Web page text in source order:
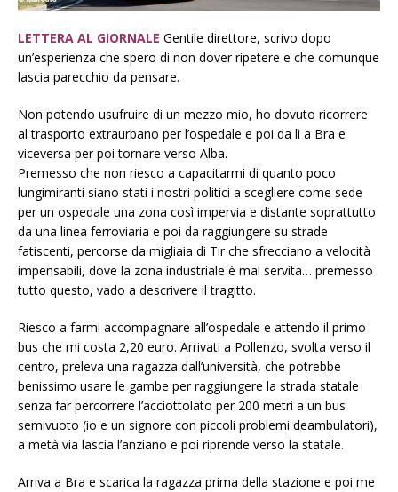
LETTERA AL GIORNALE Gentile direttore, scrivo dopo
un’esperienza che spero di non dover ripetere e che comunque
lascia parecchio da pensare.
Non potendo usufruire di un mezzo mio, ho dovuto ricorrere
al trasporto extraurbano per l’ospedale e poi da lì a Bra e
viceversa per poi tornare verso Alba.
Premesso che non riesco a capacitarmi di quanto poco
lungimiranti siano stati i nostri politici a scegliere come sede
per un ospedale una zona così impervia e distante soprattutto
da una linea ferroviaria e poi da raggiungere su strade
fatiscenti, percorse da migliaia di Tir che sfrecciano a velocità
impensabili, dove la zona industriale è mal servita… premesso
tutto questo, vado a descrivere il tragitto.
Riesco a farmi accompagnare all’ospedale e attendo il primo
bus che mi costa 2,20 euro. Arrivati a Pollenzo, svolta verso il
centro, preleva una ragazza dall’università, che potrebbe
benissimo usare le gambe per raggiungere la strada statale
senza far percorrere l’acciottolato per 200 metri a un bus
semivuoto (io e un signore con piccoli problemi deambulatori),
a metà via lascia l’anziano e poi riprende verso la statale.
Arriva a Bra e scarica la ragazza prima della stazione e poi me